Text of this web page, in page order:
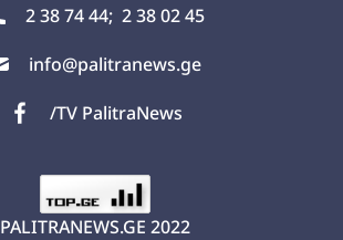
2 38 74 44; 2 38 02 45
info@palitranews.ge
/TV PalitraNews
PALITRANEWS.GE 2022